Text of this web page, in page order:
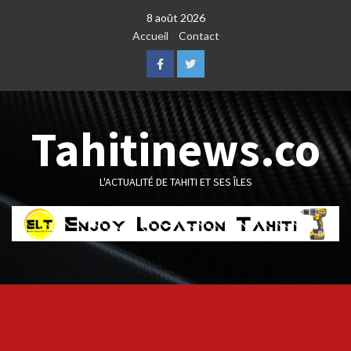
8 août 2026
Accueil
Contact
FacebookTwitter
Tahitinews.co
L'ACTUALITÉ DE TAHITI ET SES ÎLES